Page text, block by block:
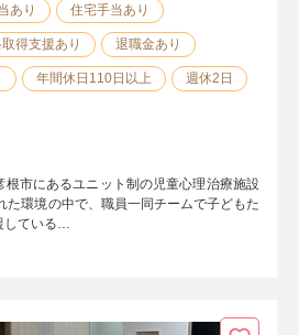
あり 住宅手当あり
得支援あり 退職金あり
年間休日110日以上 週休2日
根市にあるユニット制の児童心理治療施設
た環境の中で、職員一同チームで子どもた
ている…